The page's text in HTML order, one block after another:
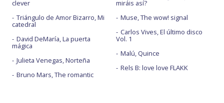
clever
Triángulo de Amor Bizarro, Mi
catedral
David DeMaría, La puerta
mágica
Julieta Venegas, Norteña
Bruno Mars, The romantic
miráis así?
Muse, The wow! signal
Carlos Vives, El último disco
Vol. 1
Malú, Quince
Rels B: love love FLAKK